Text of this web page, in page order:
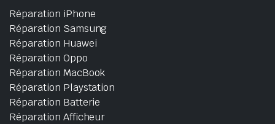
Réparation iPhone
Réparation Samsung
Réparation Huawei
Réparation Oppo
Réparation MacBook
Réparation Playstation
Réparation Batterie
Réparation Afficheur